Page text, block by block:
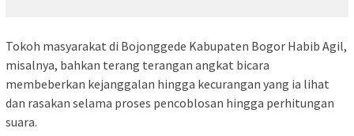
Tokoh masyarakat di Bojonggede Kabupaten Bogor Habib Agil,
misalnya, bahkan terang terangan angkat bicara
membeberkan kejanggalan hingga kecurangan yang ia lihat
dan rasakan selama proses pencoblosan hingga perhitungan
suara.